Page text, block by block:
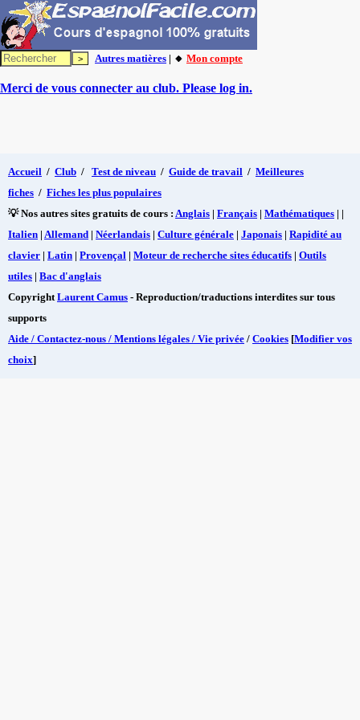
Autres matières | 🔸 Mon compte
Merci de vous connecter au club. Please log in.
Accueil / Club / Test de niveau / Guide de travail / Meilleures
fiches / Fiches les plus populaires
💡 Nos autres sites gratuits de cours : Anglais | Français | Mathématiques | |
Italien | Allemand | Néerlandais | Culture générale | Japonais | Rapidité au
clavier | Latin | Provençal | Moteur de recherche sites éducatifs | Outils
utiles | Bac d'anglais
CopyrightLaurent Camus - Reproduction/traductions interdites sur tous
supports
Aide / Contactez-nous / Mentions légales / Vie privée / Cookies [Modifier vos
choix]